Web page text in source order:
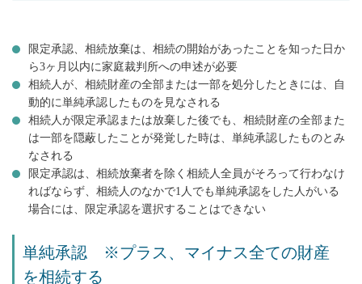
限定承認、相続放棄は、相続の開始があったことを知った日か
ら3ヶ月以内に家庭裁判所への申述が必要
相続人が、相続財産の全部または一部を処分したときには、自
動的に単純承認したものを見なされる
相続人が限定承認または放棄した後でも、相続財産の全部また
は一部を隠蔽したことが発覚した時は、単純承認したものとみ
なされる
限定承認は、相続放棄者を除く相続人全員がそろって行わなけ
ればならず、相続人のなかで1人でも単純承認をした人がいる
場合には、限定承認を選択することはできない
単純承認 ※プラス、マイナス全ての財産
を相続する